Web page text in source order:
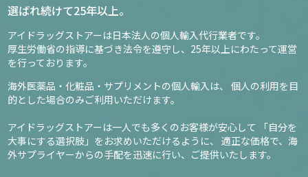
選ばれ続けて25年以上。
アイドラッグストアーは日本法人の個人輸入代行業者です。
厚生労働省の指導に基づき法令を遵守し、 25年以上にわたって運営
を行っております。
海外医薬品・化粧品・サプリメントの個人輸入は、
個人の利用を目
的とした場合のみご利用いただけます。
アイドラッグストアーは一人でも多くのお客様が安心して
「自分を
大事にする選択肢」をお求めいただけるように、
適正な価格で、海
外サプライヤーからの手配を迅速に行い、ご提供いたします。